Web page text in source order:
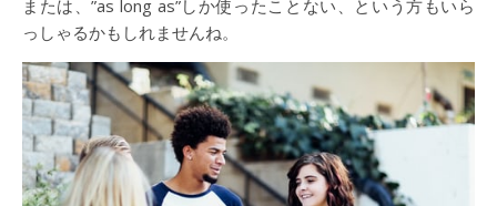
または、”as long as”しか使ったことない、という方もいら
っしゃるかもしれませんね。